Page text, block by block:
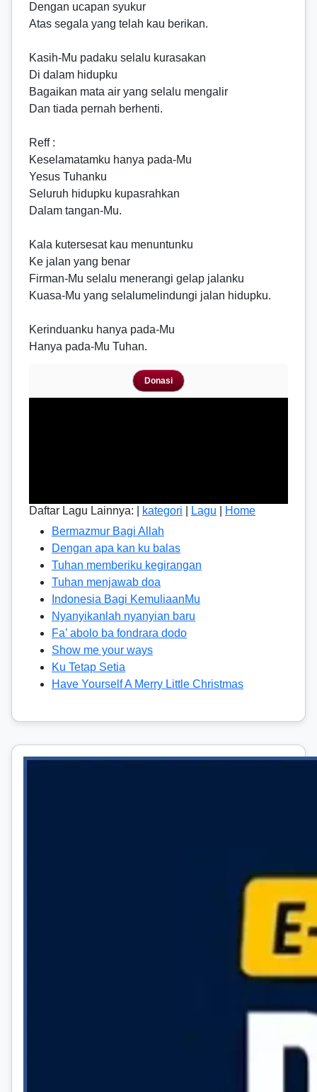
Dengan ucapan syukur
Atas segala yang telah kau berikan.
Kasih-Mu padaku selalu kurasakan
Di dalam hidupku
Bagaikan mata air yang selalu mengalir
Dan tiada pernah berhenti.
Reff:
Keselamatamku hanya pada-Mu
Yesus Tuhanku
Seluruh hidupku kupasrahkan
Dalam tangan-Mu.
Kala kutersesat kau menuntunku
Ke jalan yang benar
Firman-Mu selalu menerangi gelap jalanku
Kuasa-Mu yang selalumelindungi jalan hidupku.
Kerinduanku hanya pada-Mu
Hanya pada-Mu Tuhan.
Donasi
Daftar Lagu Lainnya: | kategori Lagu
Home
Bermazmur Bagi Allah
Dengan apa kan ku balas
Tuhan memberiku kegirangan
Tuhan menjawab doa
Indonesia Bagi KemuliaanMu
Nyanyikanlah nyanyian baru
Fa’ abolo ba fondrara dodo
Show me your ways
Ku Tetap Setia
Have Yourself A Merry Little Christmas